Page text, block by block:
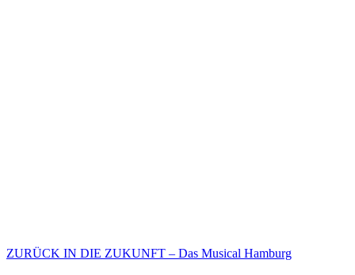
ZURÜCK IN DIE ZUKUNFT – Das Musical Hamburg